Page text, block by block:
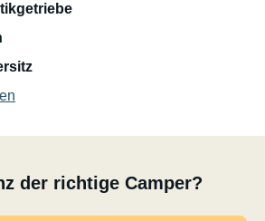
der richtige Camper?